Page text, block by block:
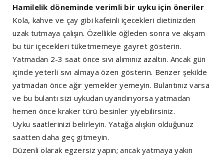
Hamilelik döneminde verimli bir uyku için öneriler
Kola, kahve ve çay gibi kafeinli içecekleri dietinizden
uzak tutmaya çalışın. Özellikle öğleden sonra ve akşam
bu tür içecekleri tüketmemeye gayret gösterin.
Yatmadan 2-3 saat önce sıvı alımınız azaltın. Ancak gün
içinde yeterli sıvı almaya özen gösterin. Benzer şekilde
yatmadan önce ağır yemekler yemeyin. Bulantınız varsa
ve bu bulantı sizi uykudan uyandırıyorsa yatmadan
hemen önce kraker türü besinler yiyebilirsiniz.
Uyku saatlerinizi belirleyin. Yatağa alışkın olduğunuz
saatten daha geç gitmeyin.
Düzenli olarak egzersiz yapın; ancak yatmaya yakın